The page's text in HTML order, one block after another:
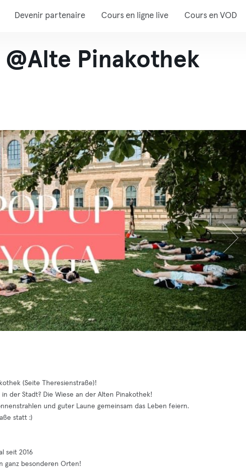
Devenir partenaire Cours en ligne live Cours en VOD
@Alte Pinakothek
(Seite Theresienstraße)!
der Stadt? Die Wiese an der Alten Pinakothek!
und guter Laune gemeinsam das Leben feiern.
statt :)
seit 2016
ganz besonderen Orten!